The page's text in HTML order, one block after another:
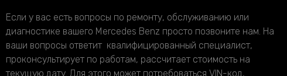
Если у вас есть вопросы по ремонту, обслуживанию или
диагностике вашего Mercedes Benz просто позвоните нам. На
ваши вопросы ответит квалифицированный специалист,
проконсультирует по работам, рассчитает стоимость на
текущую дату. Для этого может потребоваться VIN-код,